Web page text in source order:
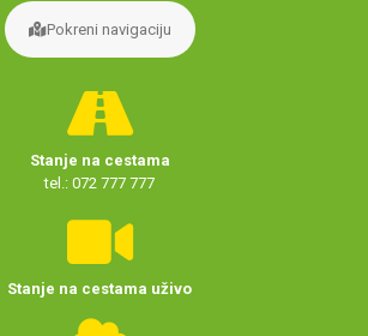
Pokreni navigaciju
Stanje na cestama
tel.: 072 777 777
Stanje na cestama uživo